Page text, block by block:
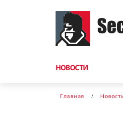
НОВОСТИ
Главная